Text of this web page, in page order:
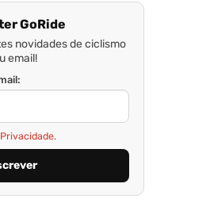
GoRide
novidades de ciclismo
email!